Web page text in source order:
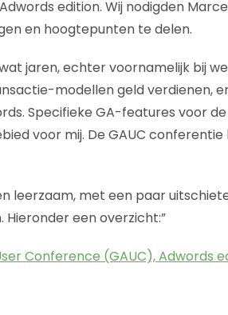
edition. Wij nodigden
en hoogtepunten te delen.
jaren, echter voornamelijk bij
modellen geld verdienen,
Specifieke GA-features voor
voor mij. De GAUC
leerzaam, met een paar
een overzicht:”
Conference (GAUC), Adwords